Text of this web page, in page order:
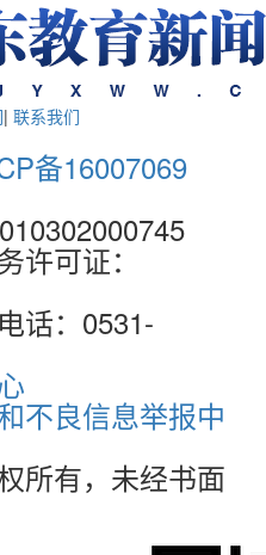
| 联系我们
备16007069
许可证：
话：0531-
不良信息举报中
所有，未经书面